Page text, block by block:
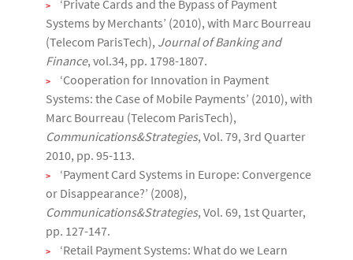
‘Private Cards and the Bypass of Payment
Systems by Merchants’ (2010), with Marc Bourreau
(Telecom ParisTech), Journal of Banking and
Finance, vol.34, pp. 1798-1807.
‘Cooperation for Innovation in Payment
Systems: the Case of Mobile Payments’ (2010), with
Marc Bourreau (Telecom ParisTech),
Communications&Strategies, Vol. 79, 3rd Quarter
2010, pp. 95-113.
‘Payment Card Systems in Europe: Convergence
or Disappearance?’ (2008),
Communications&Strategies, Vol. 69, 1st Quarter,
pp. 127-147.
‘Retail Payment Systems: What do we Learn